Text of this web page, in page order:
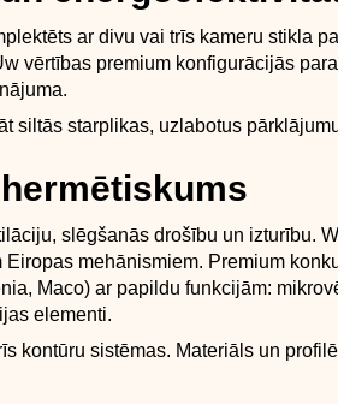
ar divu vai trīs kameru stikla
vērtības premium konfigurācijās
siltās starplikas, uzlabotus
slēgšanās drošību un izturību.
Eiropas mehānismiem. Premium
Maco) ar papildu funkcijām:
elementi.
kontūru sistēmas. Materiāls un